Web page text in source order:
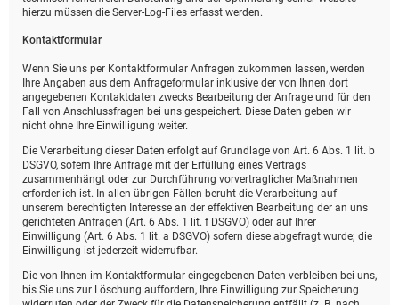
hierzu müssen die Server-Log-Files erfasst werden.
Kontaktformular
Wenn Sie uns per Kontaktformular Anfragen zukommen lassen, werden
Ihre Angaben aus dem Anfrageformular inklusive der von Ihnen dort
angegebenen Kontaktdaten zwecks Bearbeitung der Anfrage und für den
Fall von Anschlussfragen bei uns gespeichert. Diese Daten geben wir
nicht ohne Ihre Einwilligung weiter.
Die Verarbeitung dieser Daten erfolgt auf Grundlage von Art. 6 Abs. 1 lit. b
DSGVO, sofern Ihre Anfrage mit der Erfüllung eines Vertrags
zusammenhängt oder zur Durchführung vorvertraglicher Maßnahmen
erforderlich ist. In allen übrigen Fällen beruht die Verarbeitung auf
unserem berechtigten Interesse an der effektiven Bearbeitung der an uns
gerichteten Anfragen (Art. 6 Abs. 1 lit. f DSGVO) oder auf Ihrer
Einwilligung (Art. 6 Abs. 1 lit. a DSGVO) sofern diese abgefragt wurde; die
Einwilligung ist jederzeit widerrufbar.
Die von Ihnen im Kontaktformular eingegebenen Daten verbleiben bei uns,
bis Sie uns zur Löschung auffordern, Ihre Einwilligung zur Speicherung